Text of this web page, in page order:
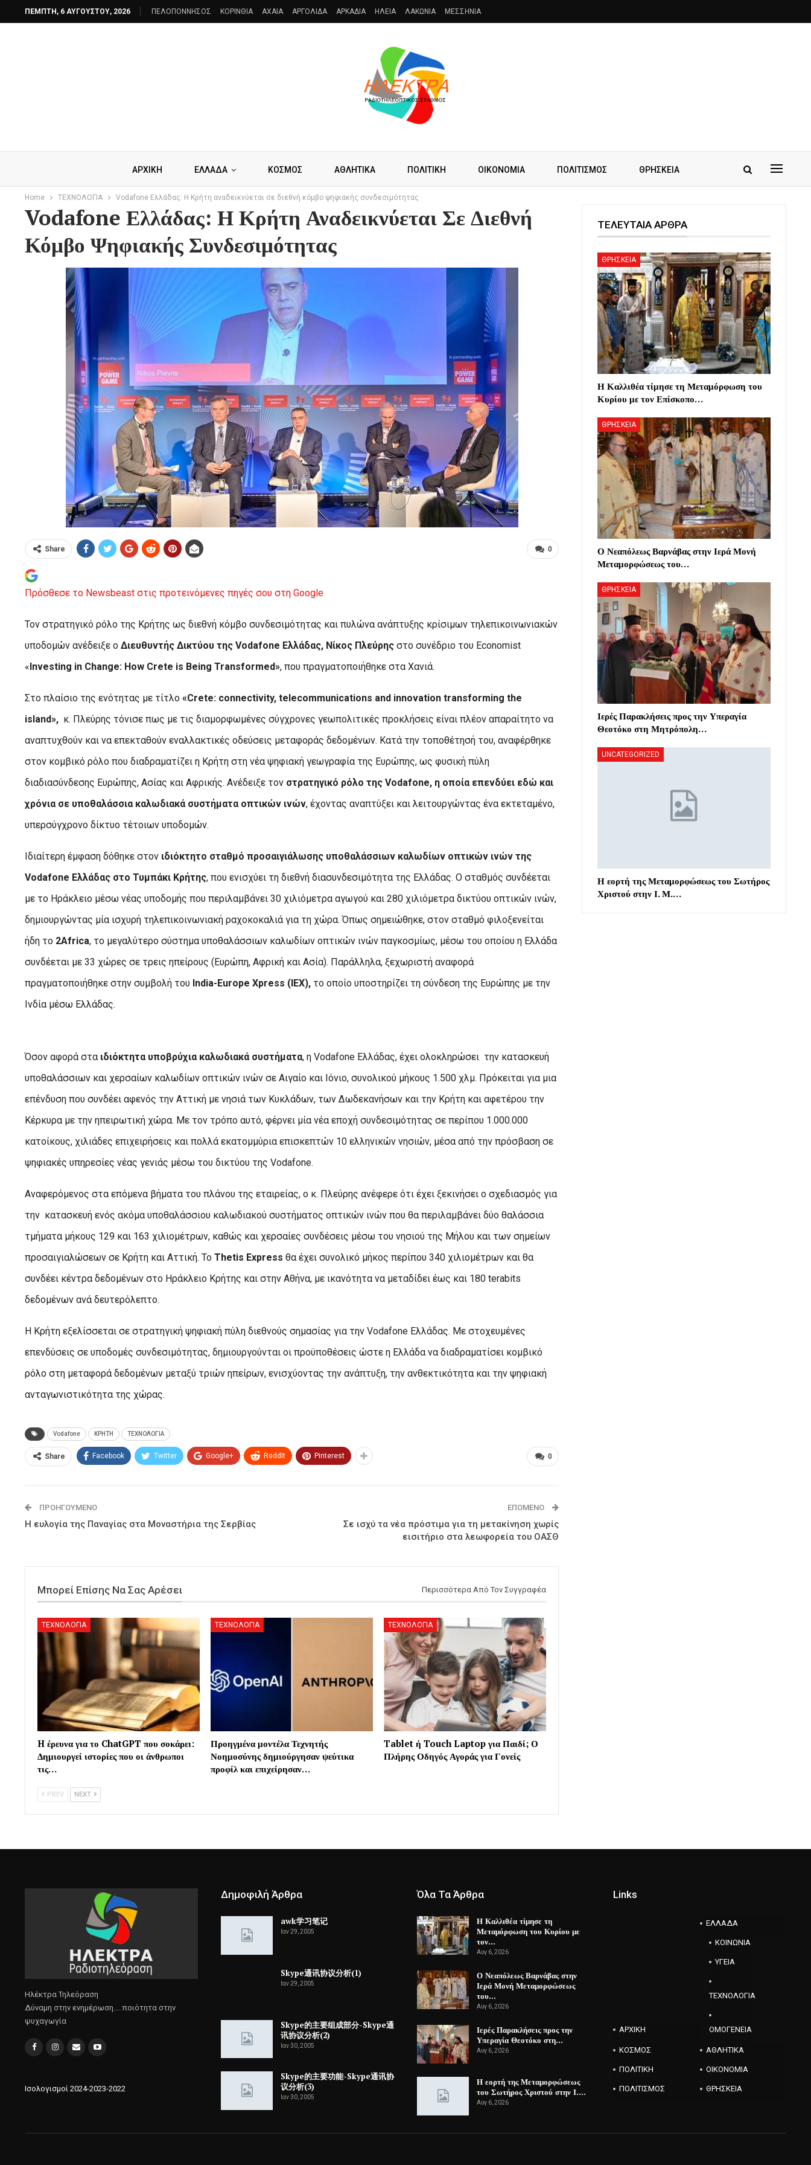
ΠΈΜΠΤΗ, 6 ΑΥΓΟΎΣΤΟΥ, 2026 ΠΕΛΟΠΟΝΝΗΣΟΣ ΚΟΡΙΝΘΙΑ AXAIA ΑΡΓΟΛΙΔΑ ΑΡΚΑΔΙΑ ΗΛΕΙΑ ΛΑΚΩΝΙΑ ΜΕΣΣΗΝΙΑ
ΑΡΧΙΚΗ ΕΛΛΑΔΑ ΚΟΣΜΟΣ ΑΘΛΗΤΙΚΑ ΠΟΛΙΤΙΚΗ ΟΙΚΟΝΟΜΙΑ ΠΟΛΙΤΙΣΜΟΣ ΘΡΗΣΚΕΙΑ
Home ΤΕΧΝΟΛΟΓΙΑ Vodafone Ελλάδας: Η Κρήτη αναδεικνύεται σε διεθνή κόμβο ψηφιακής συνδεσιμότητας
Vodafone Ελλάδας: Η Κρήτη Αναδεικνύεται Σε Διεθνή
Κόμβο Ψηφιακής Συνδεσιμότητας
0
Share
Πρόσθεσε το Newsbeast στις προτεινόμενες πηγές σου στη Google
Τον στρατηγικό ρόλο της Κρήτης ως διεθνή κόμβο συνδεσιμότητας και πυλώνα ανάπτυξης κρίσιμων τηλεπικοινωνιακών
υποδομών ανέδειξε ο Διευθυντής Δικτύου της Vodafone Ελλάδας, Νίκος Πλεύρης στο συνέδριο του Economist
«Investing in Change: How Crete is Being Transformed», που πραγματοποιήθηκε στα Χανιά.
Στο πλαίσιο της ενότητας με τίτλο «Crete: connectivity, telecommunications and innovation transforming the
island», κ. Πλεύρης τόνισε πως με τις διαμορφωμένες σύγχρονες γεωπολιτικές προκλήσεις είναι πλέον απαραίτητο να
αναπτυχθούν και να επεκταθούν εναλλακτικές οδεύσεις μεταφοράς δεδομένων. Κατά την τοποθέτησή του, αναφέρθηκε
στον κομβικό ρόλο που διαδραματίζει η Κρήτη στη νέα ψηφιακή γεωγραφία της Ευρώπης, ως φυσική πύλη
διαδιασύνδεσης Ευρώπης, Ασίας και Αφρικής. Ανέδειξε τον στρατηγικό ρόλο της Vodafone, η οποία επενδύει εδώ και
χρόνια σε υποθαλάσσια καλωδιακά συστήματα οπτικών ινών, έχοντας αναπτύξει και λειτουργώντας ένα εκτεταμένο,
υπερσύγχρονο δίκτυο τέτοιων υποδομών.
Ιδιαίτερη έμφαση δόθηκε στον ιδιόκτητο σταθμό προσαιγιάλωσης υποθαλάσσιων καλωδίων οπτικών ινών της
Vodafone Ελλάδας στο Τυμπάκι Κρήτης, που ενισχύει τη διεθνή διασυνδεσιμότητα της Ελλάδας. Ο σταθμός συνδέεται
με το Ηράκλειο μέσω νέας υποδομής που περιλαμβάνει 30 χιλιόμετρα αγωγού και 280 χιλιόμετρα δικτύου οπτικών ινών,
δημιουργώντας μία ισχυρή τηλεπικοινωνιακή ραχοκοκαλιά για τη χώρα. Όπως σημειώθηκε, στον σταθμό φιλοξενείται
ήδη το 2Africa, το μεγαλύτερο σύστημα υποθαλάσσιων καλωδίων οπτικών ινών παγκοσμίως, μέσω του οποίου η Ελλάδα
συνδέεται με 33 χώρες σε τρεις ηπείρους (Ευρώπη, Αφρική και Ασία). Παράλληλα, ξεχωριστή αναφορά
πραγματοποιήθηκε στην συμβολή του India-Europe Xpress (IEX), το οποίο υποστηρίζει τη σύνδεση της Ευρώπης με την
Ινδία μέσω Ελλάδας.
Όσον αφορά στα ιδιόκτητα υποβρύχια καλωδιακά συστήματα, η Vodafone Ελλάδας, έχει ολοκληρώσει την κατασκευή
υποθαλάσσιων και χερσαίων καλωδίων οπτικών ινών σε Αιγαίο και Ιόνιο, συνολικού μήκους 1.500 χλμ. Πρόκειται για μια
επένδυση που συνδέει αφενός την Αττική με νησιά των Κυκλάδων, των Δωδεκανήσων και την Κρήτη και αφετέρου την
Κέρκυρα με την ηπειρωτική χώρα. Με τον τρόπο αυτό, φέρνει μία νέα εποχή συνδεσιμότητας σε περίπου 1.000.000
κατοίκους, χιλιάδες επιχειρήσεις και πολλά εκατομμύρια επισκεπτών 10 ελληνικών νησιών, μέσα από την πρόσβαση σε
ψηφιακές υπηρεσίες νέας γενιάς μέσω του δικτύου της Vodafone.
Αναφερόμενος στα επόμενα βήματα του πλάνου της εταιρείας, ο κ. Πλεύρης ανέφερε ότι έχει ξεκινήσει ο σχεδιασμός για
την κατασκευή ενός ακόμα υποθαλάσσιου καλωδιακού συστήματος οπτικών ινών που θα περιλαμβάνει δύο θαλάσσια
τμήματα μήκους 129 και 163 χιλιομέτρων, καθώς και χερσαίες συνδέσεις μέσω του νησιού της Μήλου και των σημείων
προσαιγιαλώσεων σε Κρήτη και Αττική.​ Το Thetis Express θα έχει συνολικό μήκος περίπου 340 χιλιομέτρων και θα
συνδέει κέντρα δεδομένων στο Ηράκλειο Κρήτης και στην Αθήνα, με ικανότητα να μεταδίδει έως και 180 terabits
δεδομένων ανά δευτερόλεπτο.
Η Κρήτη εξελίσσεται σε στρατηγική ψηφιακή πύλη διεθνούς σημασίας για την Vodafone Ελλάδας. Με στοχευμένες
επενδύσεις σε υποδομές συνδεσιμότητας, δημιουργούνται οι προϋποθέσεις ώστε η Ελλάδα να διαδραματίσει κομβικό
ρόλο στη μεταφορά δεδομένων μεταξύ τριών ηπείρων, ενισχύοντας την ανάπτυξη, την ανθεκτικότητα και την ψηφιακή
ανταγωνιστικότητα της χώρας.
Vodafone ΚΡΗΤΗ ΤΕΧΝΟΛΟΓΙΑ
0
Share Facebook Twitter Google+ ReddIt Pinterest
ΠΡΟΗΓΟΎΜΕΝΟ
Η ευλογία της Παναγίας στα Μοναστήρια της Σερβίας
ΕΠΌΜΕΝΟ
Σε ισχύ τα νέα πρόστιμα για τη μετακίνηση χωρίς
εισιτήριο στα λεωφορεία του ΟΑΣΘ
Μπορεί Επίσης Να Σας Αρέσει Περισσότερα Από Τον Συγγραφέα
ΤΕΧΝΟΛΟΓΙΑ
H έρευνα για το ChatGPT που σοκάρει:
Δημιουργεί ιστορίες που οι άνθρωποι
τις…
ΤΕΧΝΟΛΟΓΙΑ
Προηγμένα μοντέλα Τεχνητής
Νοημοσύνης δημιούργησαν ψεύτικα
προφίλ και επιχείρησαν…
ΤΕΧΝΟΛΟΓΙΑ
Tablet ή Touch Laptop για Παιδί; Ο
Πλήρης Οδηγός Αγοράς για Γονείς
PREV NEXT
ΤΕΛΕΥΤΑΙΑ ΑΡΘΡΑ
ΘΡΗΣΚΕΙΑ
Η Καλλιθέα τίμησε τη Μεταμόρφωση του
Κυρίου με τον Επίσκοπο…
ΘΡΗΣΚΕΙΑ
Ο Νεαπόλεως Βαρνάβας στην Ιερά Μονή
Μεταμορφώσεως του…
ΘΡΗΣΚΕΙΑ
Ιερές Παρακλήσεις προς την Υπεραγία
Θεοτόκο στη Μητρόπολη…
UNCATEGORIZED
Η εορτή της Μεταμορφώσεως του Σωτήρος
Χριστού στην Ι. Μ.…
Ηλέκτρα Τηλεόραση
Δύναμη στην ενημέρωση.... ποιότητα στην
ψυχαγωγία
Ισολογισμοί 2024-2023-2022
Δημοφιλή Άρθρα
awk学习笔记
Ιαν 29, 2005
Skype通讯协议分析(1)
Ιαν 29, 2005
Skype的主要组成部分-Skype通
讯协议分析(2)
Ιαν 30, 2005
Skype的主要功能-Skype通讯协
议分析(3)
Ιαν 30, 2005
Όλα Τα Άρθρα
Η Καλλιθέα τίμησε τη
Μεταμόρφωση του Κυρίου με
τον…
Αυγ 6, 2026
Ο Νεαπόλεως Βαρνάβας στην
Ιερά Μονή Μεταμορφώσεως
του…
Αυγ 6, 2026
Ιερές Παρακλήσεις προς την
Υπεραγία Θεοτόκο στη…
Αυγ 6, 2026
Η εορτή της Μεταμορφώσεως
του Σωτήρος Χριστού στην Ι.…
Αυγ 6, 2026
Links
ΑΡΧΙΚΗ
ΕΛΛΑΔΑ
ΚΟΙΝΩΝΙΑ
ΥΓΕΙΑ
ΤΕΧΝΟΛΟΓΙΑ
ΟΜΟΓΕΝΕΙΑ
ΚΟΣΜΟΣ ΑΘΛΗΤΙΚΑ
ΠΟΛΙΤΙΚΗ ΟΙΚΟΝΟΜΙΑ
ΠΟΛΙΤΙΣΜΟΣ ΘΡΗΣΚΕΙΑ